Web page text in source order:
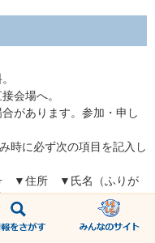
会場へ。
があります。参加・申し
時に必ず次の項目を記入し
▼住所 ▼氏名（ふりが